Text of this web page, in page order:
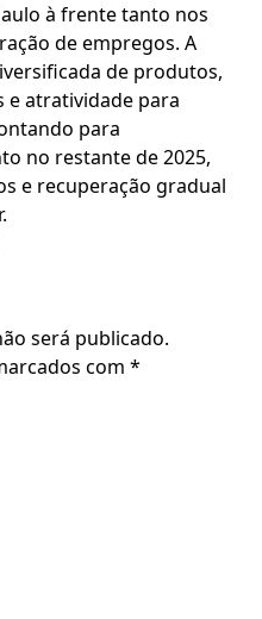
à frente tanto nos
de empregos. A
de produtos,
e atratividade para
para
no restante de 2025,
e recuperação gradual
será publicado.
com *